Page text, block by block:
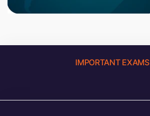
IMPORTANT EXAMS